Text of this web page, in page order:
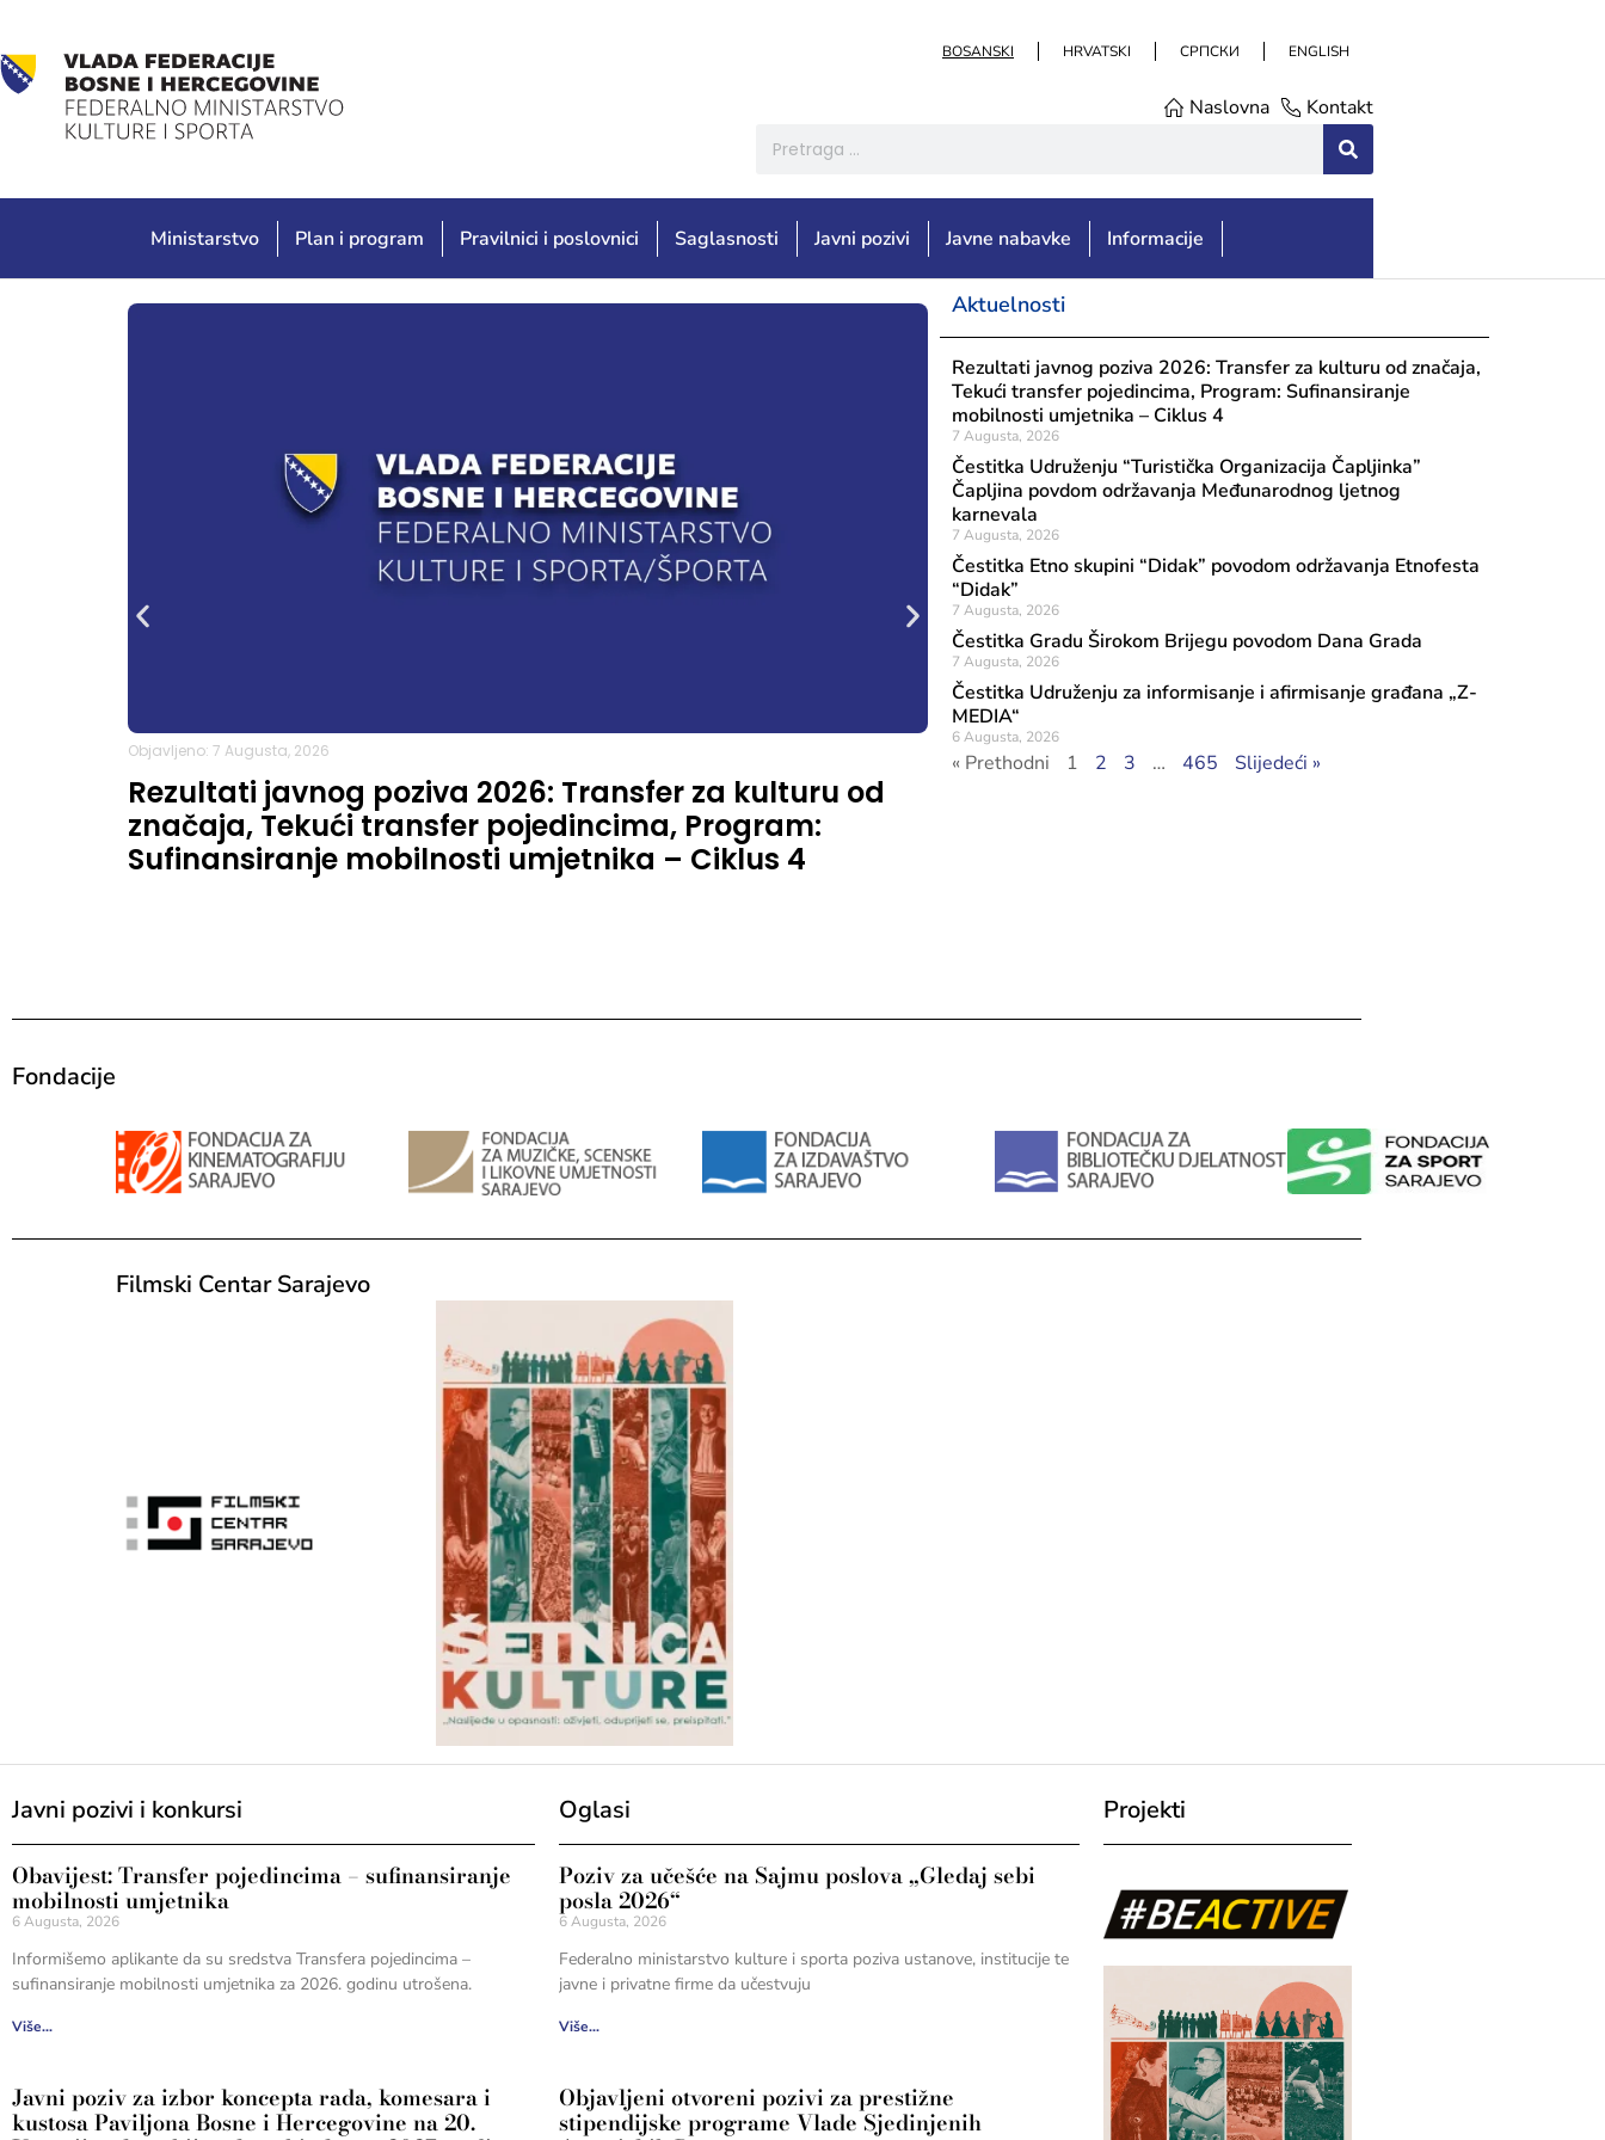
BOSANSKI HRVATSKI СРПСКИ ENGLISH
Naslovna Kontakt
Ministarstvo Plan i program Pravilnici i poslovnici Saglasnosti Javni pozivi Javne nabavke Informacije
Objavljeno: 7 Augusta, 2026
Rezultati javnog poziva 2026: Transfer za kulturu od
značaja, Tekući transfer pojedincima, Program:
Sufinansiranje mobilnosti umjetnika – Ciklus 4
Objavljeno: 6 Augusta, 2026
Aktuelnosti
Rezultati javnog poziva 2026: Transfer za kulturu od značaja,
Tekući transfer pojedincima, Program: Sufinansiranje
mobilnosti umjetnika – Ciklus 4
7 Augusta, 2026
Čestitka Udruženju “Turistička Organizacija Čapljinka”
Čapljina povdom održavanja Međunarodnog ljetnog
karnevala
7 Augusta, 2026
Čestitka Etno skupini “Didak” povodom održavanja Etnofesta
“Didak”
7 Augusta, 2026
Čestitka Gradu Širokom Brijegu povodom Dana Grada
7 Augusta, 2026
Čestitka Udruženju za informisanje i afirmisanje građana „Z-
MEDIA“
6 Augusta, 2026
« Prethodni 1 2 3 … 465 Slijedeći »
Fondacije
Filmski Centar Sarajevo
Javni pozivi i konkursi
Obavijest: Transfer pojedincima – sufinansiranje
mobilnosti umjetnika
6 Augusta, 2026
Informišemo aplikante da su sredstva Transfera pojedincima –
sufinansiranje mobilnosti umjetnika za 2026. godinu utrošena.
Više...
Javni poziv za izbor koncepta rada, komesara i
kustosa Paviljona Bosne i Hercegovine na 20.
Oglasi
Poziv za učešće na Sajmu poslova „Gledaj sebi
posla 2026“
6 Augusta, 2026
Federalno ministarstvo kulture i sporta poziva ustanove, institucije te
javne i privatne firme da učestvuju
Više...
Objavljeni otvoreni pozivi za prestižne
stipendijske programe Vlade Sjedinjenih
Projekti